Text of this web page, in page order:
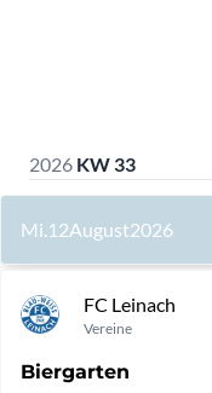
2026 KW 33
Mi.12August2026
FC Leinach
Vereine
Biergarten